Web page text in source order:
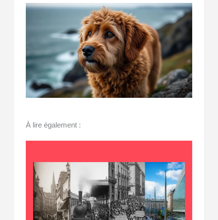
À lire également :